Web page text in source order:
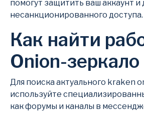
помогут защитить ваш аккаунт и
несанкционированного доступа.
Как найти
Onion-
Для поиска актуального kraken
используйте
как форумы и каналы в